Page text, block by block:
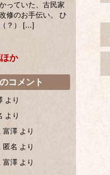
っていた、古民家
修のお手伝い。 ひ
？） […]
か
コメント
より
より
富澤 より
匿名 より
富澤 より